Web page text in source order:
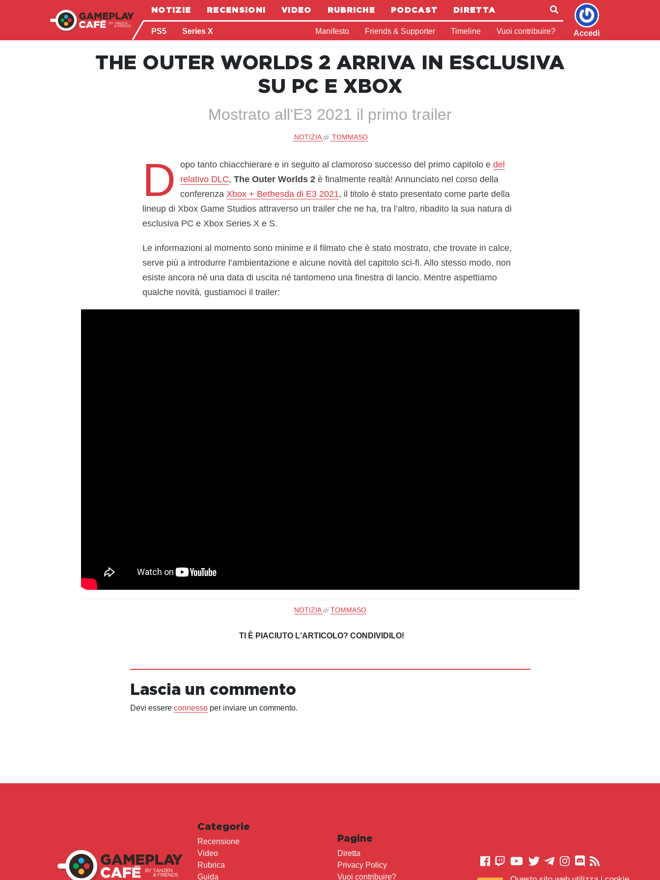
NOTIZIE RECENSIONI VIDEO RUBRICHE PODCAST DIRETTA
PS5 Series X Manifesto Friends & Supporter Timeline Vuoi contribuire? Accedi
THE OUTER WORLDS 2 ARRIVA IN ESCLUSIVA
SU PC E XBOX
Mostrato all'E3 2021 il primo trailer
NOTIZIA di TOMMASO
D opo tanto chiacchierare e in seguito al clamoroso successo del primo capitolo e del
relativo DLC, The Outer Worlds 2è finalmente realtà! Annunciato nel corso della
conferenza Xbox + Bethesda di E3 2021, il titolo è stato presentato come parte della
lineup di Xbox Game Studios attraverso un trailer che ne ha, tra l’altro, ribadito la sua natura di
esclusiva PC e Xbox Series X e S.
Le informazioni al momento sono minime e il filmato che è stato mostrato, che trovate in calce,
serve più a introdurre l’ambientazione e alcune novità del capitolo sci-fi. Allo stesso modo, non
esiste ancora né una data di uscita né tantomeno una finestra di lancio. Mentre aspettiamo
qualche novità, gustiamoci il trailer:
NOTIZIA di TOMMASO
TI È PIACIUTO L'ARTICOLO? CONDIVIDILO!
Lascia un commento
Devi essere connessoper inviare un commento.
Categorie
Recensione
Video
Rubrica
Guida
Pagine
Diretta
Privacy Policy
Vuoi contribuire?